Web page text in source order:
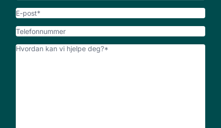
E-
Telefonnummer
Hvordan